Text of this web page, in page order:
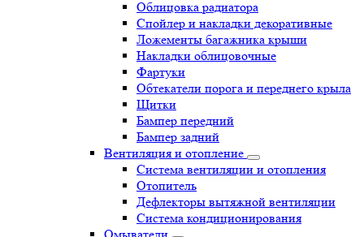
Облицовка радиатора
Спойлер и накладки декоративные
Ложементы багажника крыши
Накладки облицовочные
Фартуки
Обтекатели порога и переднего крыла
Щитки
Бампер передний
Бампер задний
Вентиляция и отопление
Система вентиляции и отопления
Отопитель
Дефлекторы вытяжной вентиляции
Система кондиционирования